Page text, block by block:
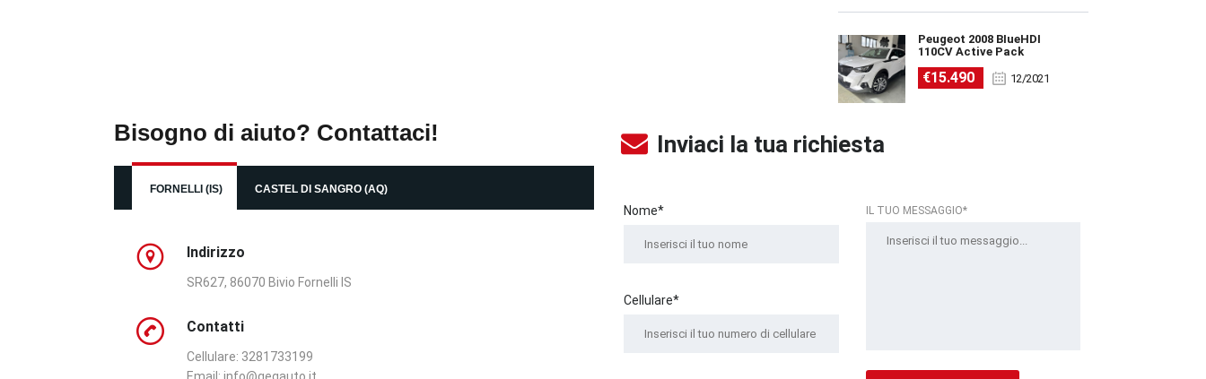
Peugeot 2008 BlueHDI
110CV Active Pack
€15.490 12/2021
Bisogno di aiuto? Contattaci!
FORNELLI (IS) CASTEL DI SANGRO (AQ)
Indirizzo
SR627, 86070 Bivio Fornelli IS
Contatti
Cellulare: 3281733199
Inviaci la tua richiesta
Nome*
Cellulare*
IL TUO MESSAGGIO*